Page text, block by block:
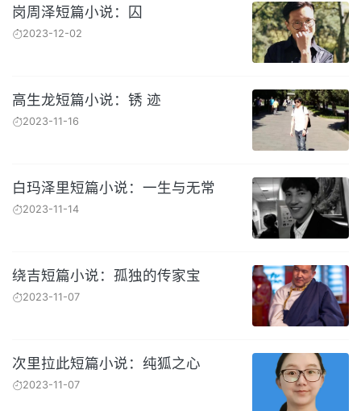
岗周泽短篇小说：囚
2023-12-02
高生龙短篇小说：锈 迹
2023-11-16
白玛泽里短篇小说：一生与无常
2023-11-14
绕吉短篇小说：孤独的传家宝
2023-11-07
次里拉此短篇小说：纯狐之心
2023-11-07